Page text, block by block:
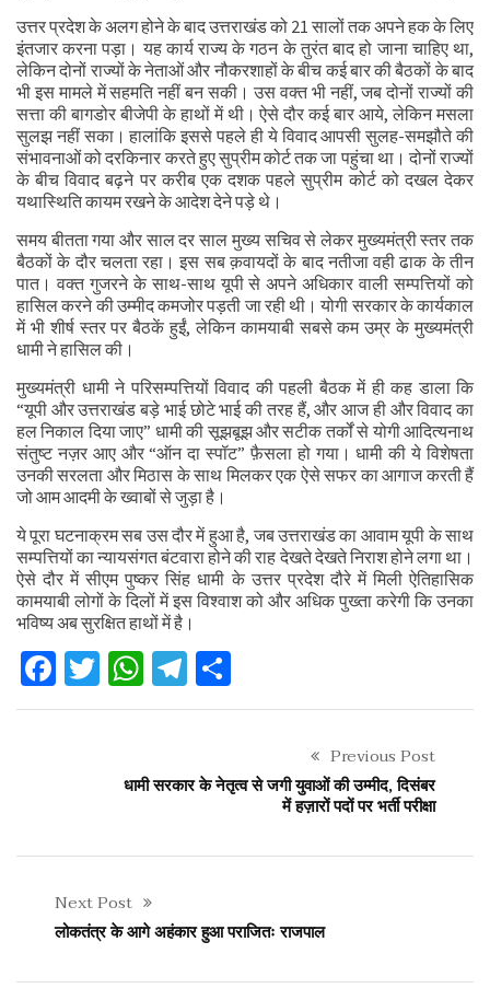
उत्तर प्रदेश के अलग होने के बाद उत्तराखंड को 21 सालों तक अपने हक के लिए
इंतजार करना पड़ा। यह कार्य राज्य के गठन के तुरंत बाद हो जाना चाहिए था,
लेकिन दोनों राज्यों के नेताओं और नौकरशाहों के बीच कई बार की बैठकों के बाद
भी इस मामले में सहमति नहीं बन सकी। उस वक्त भी नहीं, जब दोनों राज्यों की
सत्ता की बागडोर बीजेपी के हाथों में थी। ऐसे दौर कई बार आये, लेकिन मसला
सुलझ नहीं सका। हालांकि इससे पहले ही ये विवाद आपसी सुलह-समझौते की
संभावनाओं को दरकिनार करते हुए सुप्रीम कोर्ट तक जा पहुंचा था। दोनों राज्यों
के बीच विवाद बढ़ने पर करीब एक दशक पहले सुप्रीम कोर्ट को दखल देकर
यथास्थिति कायम रखने के आदेश देने पड़े थे।
समय बीतता गया और साल दर साल मुख्य सचिव से लेकर मुख्यमंत्री स्तर तक
बैठकों के दौर चलता रहा। इस सब क़वायदों के बाद नतीजा वही ढाक के तीन
पात। वक्त गुजरने के साथ-साथ यूपी से अपने अधिकार वाली सम्पत्तियों को
हासिल करने की उम्मीद कमजोर पड़ती जा रही थी। योगी सरकार के कार्यकाल
में भी शीर्ष स्तर पर बैठकें हुईं, लेकिन कामयाबी सबसे कम उम्र के मुख्यमंत्री
धामी ने हासिल की।
मुख्यमंत्री धामी ने परिसम्पत्तियों विवाद की पहली बैठक में ही कह डाला कि
“यूपी और उत्तराखंड बड़े भाई छोटे भाई की तरह हैं, और आज ही और विवाद का
हल निकाल दिया जाए” धामी की सूझबूझ और सटीक तर्कों से योगी आदित्यनाथ
संतुष्ट नज़र आए और “ऑन दा स्पॉट” फ़ैसला हो गया। धामी की ये विशेषता
उनकी सरलता और मिठास के साथ मिलकर एक ऐसे सफर का आगाज करती हैं
जो आम आदमी के ख्वाबों से जुड़ा है।
ये पूरा घटनाक्रम सब उस दौर में हुआ है, जब उत्तराखंड का आवाम यूपी के साथ
सम्पत्तियों का न्यायसंगत बंटवारा होने की राह देखते देखते निराश होने लगा था।
ऐसे दौर में सीएम पुष्कर सिंह धामी के उत्तर प्रदेश दौरे में मिली ऐतिहासिक
कामयाबी लोगों के दिलों में इस विश्वाश को और अधिक पुख्ता करेगी कि उनका
भविष्य अब सुरक्षित हाथों में है।
Facebook
Twitter
WhatsApp
Telegram
Previous Post
धामी सरकार के नेतृत्व से जगी युवाओं की उम्मीद, दिसंबर
में हज़ारों पदों पर भर्ती परीक्षा
Next Post
लोकतंत्र के आगे अहंकार हुआ पराजितः राजपाल